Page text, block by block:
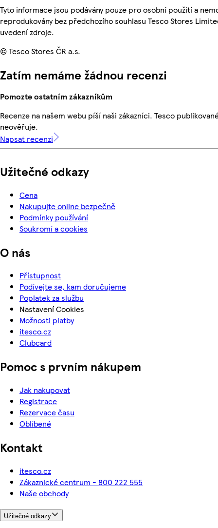
Tyto informace jsou podávány pouze pro osobní použití a
reprodukovány bez předchozího souhlasu Tesco Stores
uvedení zdroje.
© Tesco Stores ČR a.s.
Zatím nemáme žádnou recenzi
Pomozte ostatním zákazníkům
Recenze na našem webu píší naši zákazníci. Tesco
neověřuje.
Napsat recenzi
Užitečné odkazy
Cena
Nakupujte online bezpečně
Podmínky používání
Soukromí a cookies
O nás
Přístupnost
Podívejte se, kam doručujeme
Poplatek za službu
Nastavení Cookies
Možnosti platby
itesco.cz
Clubcard
Pomoc s prvním nákupem
Jak nakupovat
Registrace
Rezervace času
Oblíbené
Kontakt
itesco.cz
Zákaznické centrum - 800 222 555
Naše obchody
Užitečné odkazy